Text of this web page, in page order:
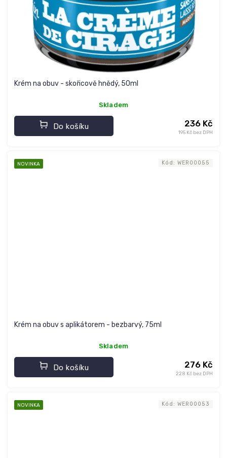
Krém na obuv - skořicově hnědý, 50ml
Skladem
195 Kč bez DPH
236 Kč
Do košíku
NOVINKA
Krém na obuv s aplikátorem - bezbarvý, 75ml
Skladem
228 Kč bez DPH
276 Kč
Do košíku
Kód: WER00055
NOVINKA Kód: WER00053